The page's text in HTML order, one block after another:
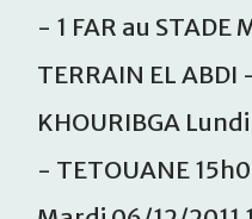
- 1 FAR au STADE
TERRAIN EL ABDI
KHOURIBGA
- TETOUANE